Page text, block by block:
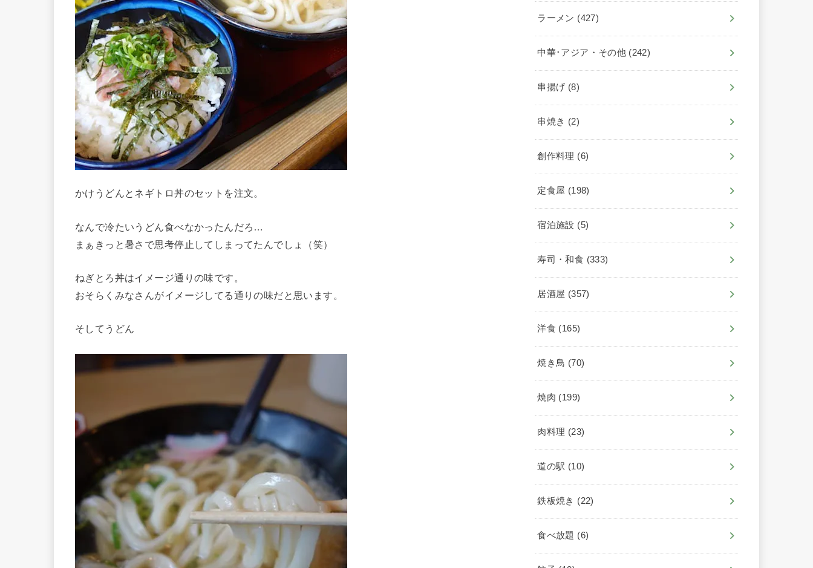
かけうどんとネギトロ丼のセットを注文。
なんで冷たいうどん食べなかったんだろ…
まぁきっと暑さで思考停止してしまってたんでしょ（笑）
ねぎとろ丼はイメージ通りの味です。
おそらくみなさんがイメージしてる通りの味だと思います。
そしてうどん
ラーメン (427)
中華･アジア・その他 (242)
串揚げ (8)
串焼き (2)
創作料理 (6)
定食屋 (198)
宿泊施設 (5)
寿司・和食 (333)
居酒屋 (357)
洋食 (165)
焼き鳥 (70)
焼肉 (199)
肉料理 (23)
道の駅 (10)
鉄板焼き (22)
食べ放題 (6)